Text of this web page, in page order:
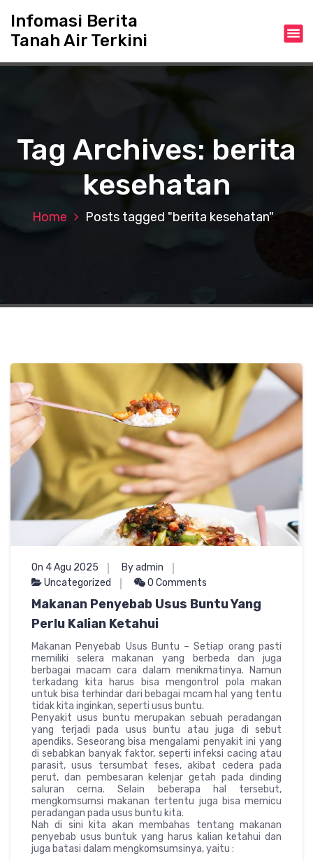
t
Infomasi Berita
Tanah Air Terkini
Tag Archives: berita
kesehatan
Home Posts tagged "berita kesehatan"
On 4 Agu 2025
By admin
Uncategorized
0 Comments
Makanan Penyebab Usus Buntu Yang
Perlu Kalian Ketahui
Makanan Penyebab Usus Buntu – Setiap orang pasti
memiliki selera makanan yang berbeda dan juga
berbagai macam cara dalam menikmatinya. Namun
terkadang kita harus bisa mengontrol pola makan
untuk bisa terhindar dari bebagai mcam hal yang tentu
tidak kita inginkan, seperti usus buntu.
Penyakit usus buntu merupakan sebuah peradangan
yang terjadi pada usus buntu atau juga di sebut
apendiks. Seseorang bisa mengalami penyakit ini yang
di sebabkan banyak faktor, seperti infeksi cacing atau
parasit, usus tersumbat feses, akibat cedera pada
perut, dan pembesaran kelenjar getah pada dinding
saluran cerna. Selain beberapa hal tersebut,
mengkomsumsi makanan tertentu juga bisa memicu
peradangan pada usus buntu kita.
Nah di sini kita akan membahas tentang makanan
penyebab usus buntuk yang harus kalian ketahui dan
juga batasi dalam mengkomsumsinya, yaitu :